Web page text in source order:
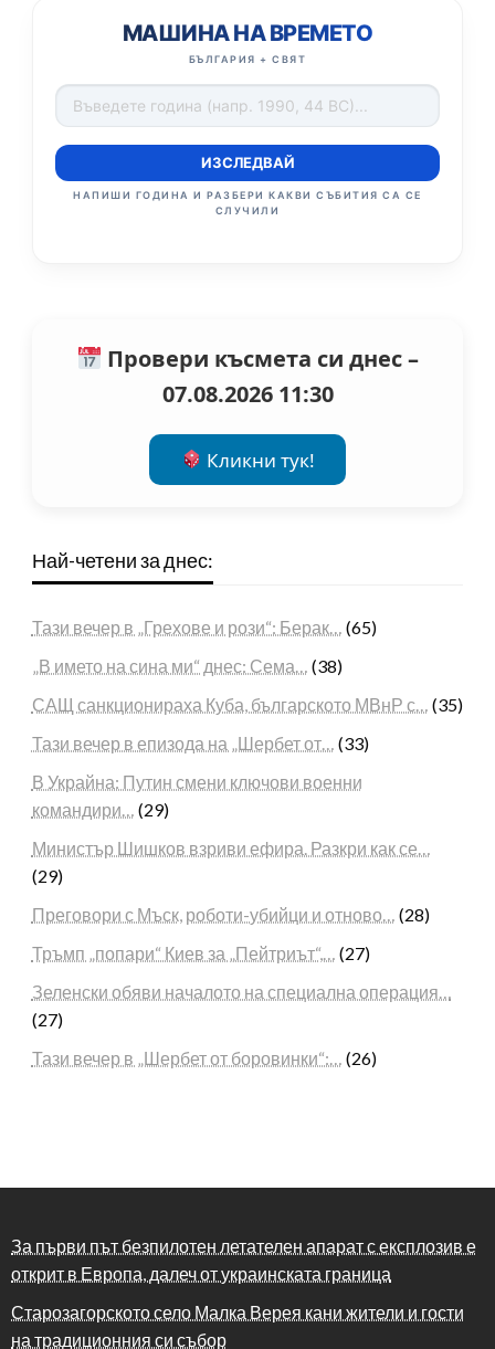
МАШИНА НА ВРЕМЕТО
БЪЛГАРИЯ + СВЯТ
ИЗСЛЕДВАЙ
НАПИШИ ГОДИНА И РАЗБЕРИ КАКВИ СЪБИТИЯ СА СЕ
СЛУЧИЛИ
Провери късмета си днес –
07.08.2026 11:30
Кликни тук!
Най-четени за днес:
Тази вечер в „Грехове и рози“: Берак…
(65)
„В името на сина ми“ днес: Сема…
(38)
САЩ санкционираха Куба, българското МВнР с…
(35)
Тази вечер в епизода на „Шербет от…
(33)
В Украйна: Путин смени ключови военни
командири…
(29)
Министър Шишков взриви ефира. Разкри как се…
(29)
Преговори с Мъск, роботи-убийци и отново…
(28)
Тръмп „попари“ Киев за „Пейтриът“,…
(27)
Зеленски обяви началото на специална операция…
(27)
Тази вечер в „Шербет от боровинки“:…
(26)
За първи път безпилотен летателен апарат с експлозив е
открит в Европа, далеч от украинската граница
Старозагорското село Малка Верея кани жители и гости
на традиционния си събор